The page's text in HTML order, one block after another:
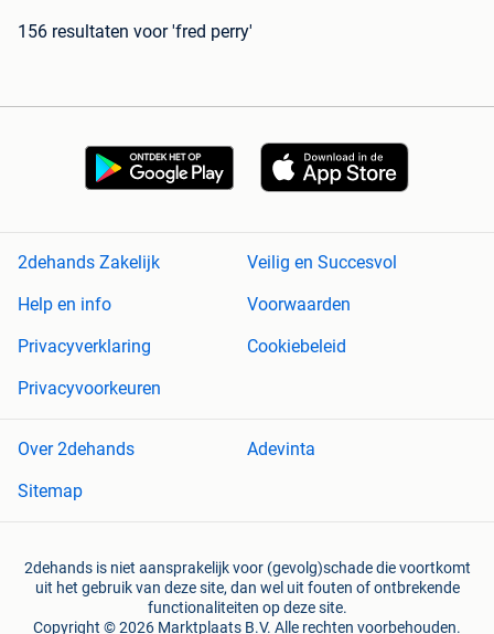
156 resultaten voor 'fred perry'
2dehands Zakelijk
Veilig en Succesvol
Help en info
Voorwaarden
Privacyverklaring
Cookiebeleid
Privacyvoorkeuren
Over 2dehands
Adevinta
Sitemap
2dehands is niet aansprakelijk voor (gevolg)schade die voortkomt
uit het gebruik van deze site, dan wel uit fouten of ontbrekende
functionaliteiten op deze site.
Copyright © 2026 Marktplaats B.V. Alle rechten voorbehouden.